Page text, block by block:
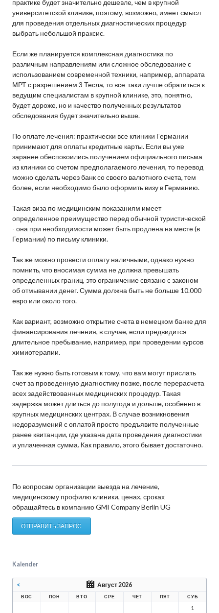
практике будет значительно дешевле, чем в крупной
университетской клинике, поэтому, возможно, имеет смысл
для проведения отдельных диагностических процедур
выбрать небольшой праксис.
Если же планируется комплексная диагностика по
различным направлениям или сложное обследование с
использованием современной техники, например, аппарата
МРТ с разрешением 3 Тесла, то все-таки лучше обратиться к
ведущим специалистам в крупной клинике, это, понятно,
будет дороже, но и качество полученных результатов
обследования будет значительно выше.
По оплате лечения: практически все клиники Германии
принимают для оплаты кредитные карты. Если вы уже
заранее обеспокоились получением официального письма
из клиники со счетом предполагаемого лечения, то перевод
можно сделать через банк со своего валютного счета, тем
более, если необходимо было оформить визу в Германию.
Такая виза по медицинским показаниям имеет
определенное преимущество перед обычной туристической
- она при необходимости может быть продлена на месте (в
Германии) по письму клиники.
Так же можно провести оплату наличными, однако нужно
помнить, что вносимая сумма не должна превышать
определенных границ, это ограничение связано с законом
об отмывании денег. Сумма должна быть не больше 10.000
евро или около того.
Как вариант, возможно открытие счета в немецком банке для
финансирования лечения, в случае, если предвидится
длительное пребывание, например, при проведении курсов
химиотерапии.
Так же нужно быть готовым к тому, что вам могут прислать
счет за проведенную диагностику позже, после перерасчета
всех задействованных медицинских процедур. Такая
задержка может длиться до полугода и дольше, особенно в
крупных медицинских центрах. В случае возникновения
недоразумений с оплатой просто предъявите полученные
ранее квитанции, где указана дата проведения диагностики
и уплаченная сумма. Как правило, этого бывает достаточно.
По вопросам организации выезда на лечение,
медицинскому профилю клиники, ценах, сроках
обращайтесь в компанию GMI Company Berlin UG
ОТПРАВИТЬ ЗАПРОС
Kalender
< Август 2026
ВОС ПОН ВТО СРЕ ЧЕТ ПЯТ СУБ
1